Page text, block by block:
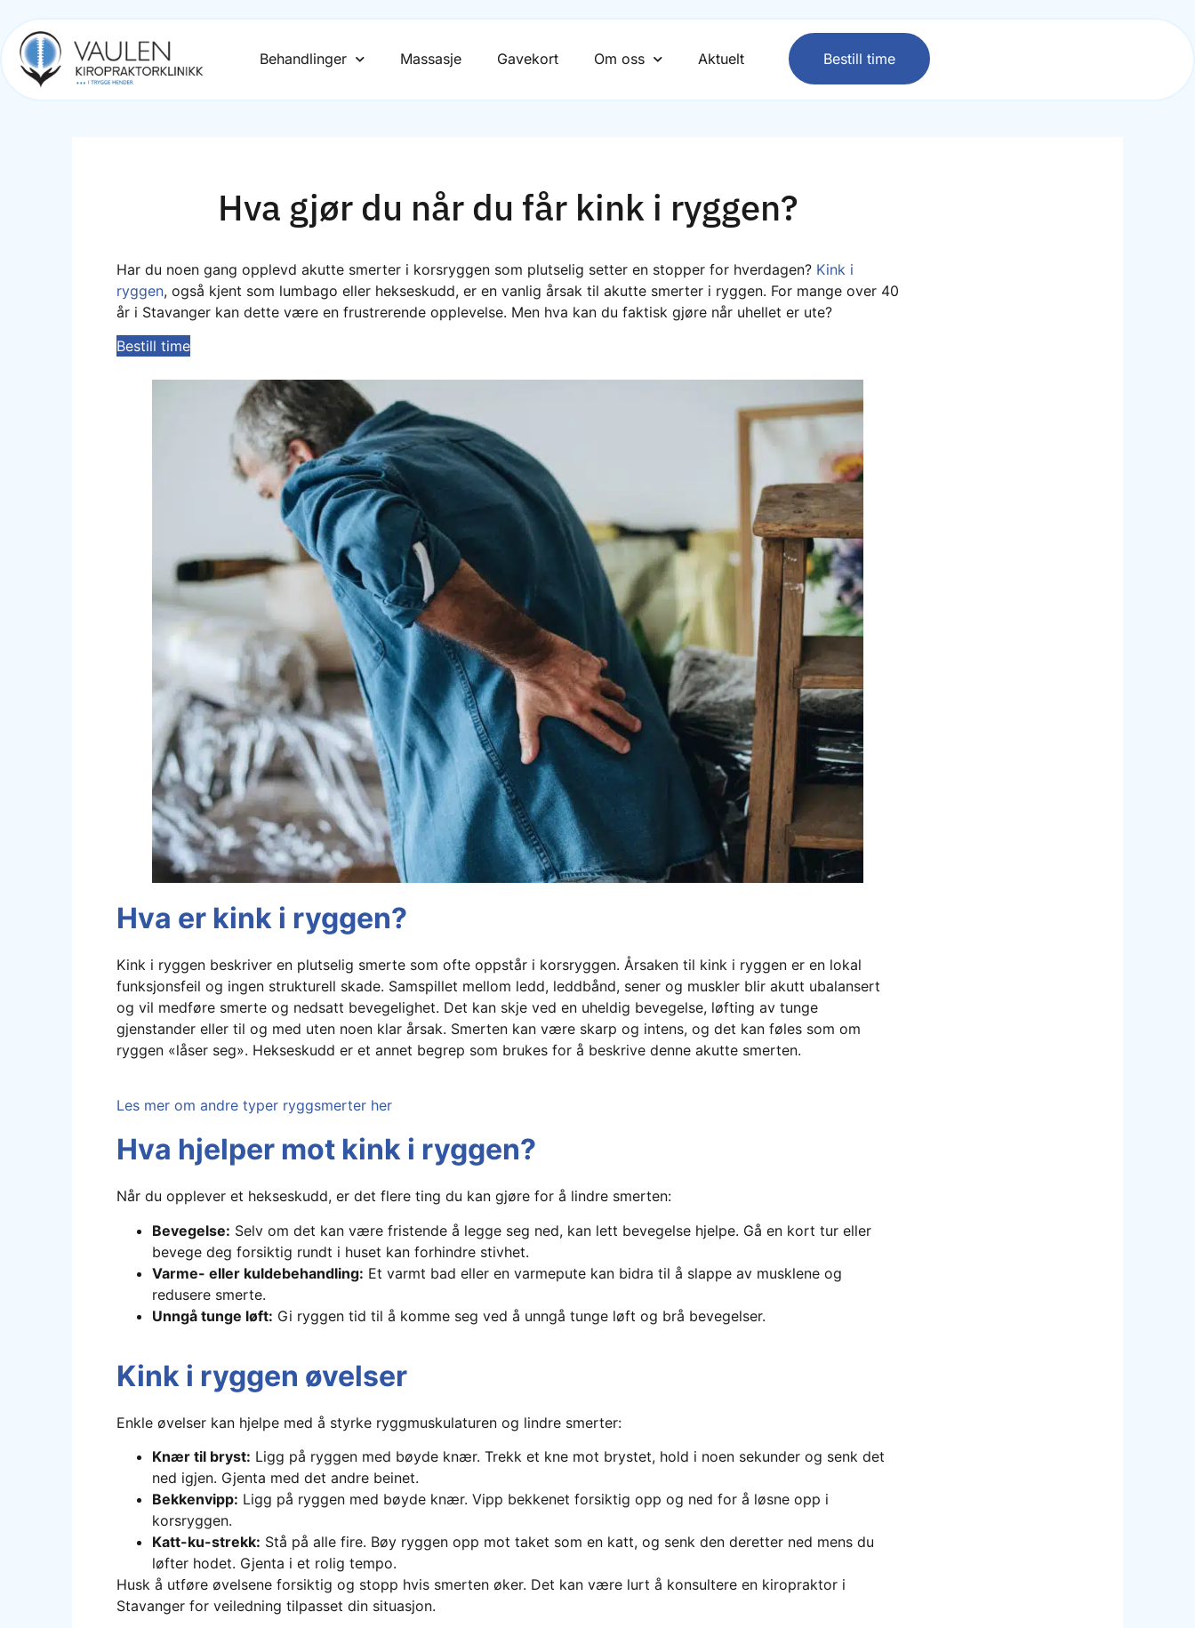
Behandlinger Massasje Gavekort Om oss Aktuelt Bestill time
Hva gjør du når du får kink i ryggen?
Har du noen gang opplevd akutte smerter i korsryggen som plutselig setter en stopper for hverdagen? Kink i
ryggen, også kjent som lumbago eller hekseskudd, er en vanlig årsak til akutte smerter i ryggen. For mange over 40
år i Stavanger kan dette være en frustrerende opplevelse. Men hva kan du faktisk gjøre når uhellet er ute?
Bestill time
Hva er kink i ryggen?
Kink i ryggen beskriver en plutselig smerte som ofte oppstår i korsryggen. Årsaken til kink i ryggen er en lokal
funksjonsfeil og ingen strukturell skade. Samspillet mellom ledd, leddbånd, sener og muskler blir akutt ubalansert
og vil medføre smerte og nedsatt bevegelighet. Det kan skje ved en uheldig bevegelse, løfting av tunge
gjenstander eller til og med uten noen klar årsak. Smerten kan være skarp og intens, og det kan føles som om
ryggen «låser seg». Hekseskudd er et annet begrep som brukes for å beskrive denne akutte smerten.
Les mer om andre typer ryggsmerter her
Hva hjelper mot kink i ryggen?
Når du opplever et hekseskudd, er det flere ting du kan gjøre for å lindre smerten:
Bevegelse: Selv om det kan være fristende å legge seg ned, kan lett bevegelse hjelpe. Gå en kort tur eller
bevege deg forsiktig rundt i huset kan forhindre stivhet.
Varme- eller kuldebehandling: Et varmt bad eller en varmepute kan bidra til å slappe av musklene og
redusere smerte.
Unngå tunge løft: Gi ryggen tid til å komme seg ved å unngå tunge løft og brå bevegelser.
Kink i ryggen øvelser
Enkle øvelser kan hjelpe med å styrke ryggmuskulaturen og lindre smerter:
Knær til bryst: Ligg på ryggen med bøyde knær. Trekk et kne mot brystet, hold i noen sekunder og senk det
ned igjen. Gjenta med det andre beinet.
Bekkenvipp: Ligg på ryggen med bøyde knær. Vipp bekkenet forsiktig opp og ned for å løsne opp i
korsryggen.
Katt-ku-strekk: Stå på alle fire. Bøy ryggen opp mot taket som en katt, og senk den deretter ned mens du
løfter hodet. Gjenta i et rolig tempo.
Husk å utføre øvelsene forsiktig og stopp hvis smerten øker. Det kan være lurt å konsultere en kiropraktor i
Stavanger for veiledning tilpasset din situasjon.